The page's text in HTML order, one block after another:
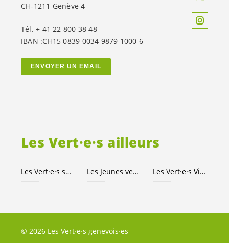
Les Vert·e·s ailleurs
Les Vert·e·s suisses Les Jeunes vert-e-s Les Vert·e·s Ville de Genève
CH-1211 Genève 4
Tél. + 41 22 800 38 48
IBAN :CH15 0839 0034 9879 1000 6
ENVOYER UN EMAIL
© 2026 Les Vert·e·s genevois·es